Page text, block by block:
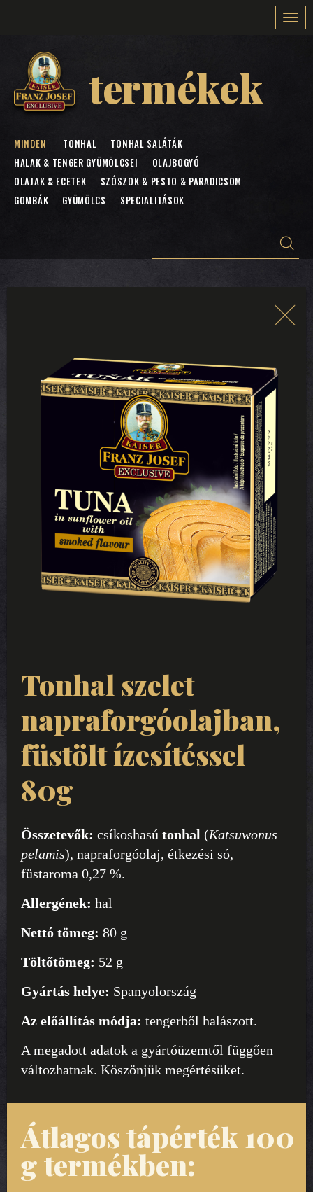
termékek
MINDEN TONHAL
TONHAL SALÁTÁK
HALAK & TENGER GYÜMÖLCSEI
OLAJBOGYÓ
OLAJAK & ECETEK
SZÓSZOK & PESTO & PARADICSOM
GOMBÁK
GYÜMÖLCS SPECIALITÁSOK
Tonhal szelet
napraforgóolajban,
füstölt ízesítéssel
80g
Összetevők: csíkoshasú tonhal (Katsuwonus
pelamis), napraforgóolaj, étkezési só,
füstaroma 0,27 %.
Allergének: hal
Nettó tömeg: 80 g
Töltőtömeg: 52 g
Gyártás helye: Spanyolország
Az előállítás módja: tengerből halászott.
A megadott adatok a gyártóüzemtől függően
változhatnak. Köszönjük megértésüket.
Átlagos tápérték 100
g termékben: